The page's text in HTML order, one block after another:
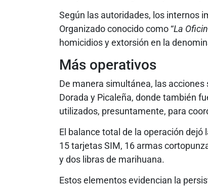
Según las autoridades, los internos
Organizado conocido como “La
homicidios y extorsión en la
Más operativos
De manera simultánea, las
Dorada y Picaleña, donde también
utilizados, presuntamente, para
El balance total de la operación
15 tarjetas SIM, 16 armas
y dos libras de marihuana.
Estos elementos evidencian la